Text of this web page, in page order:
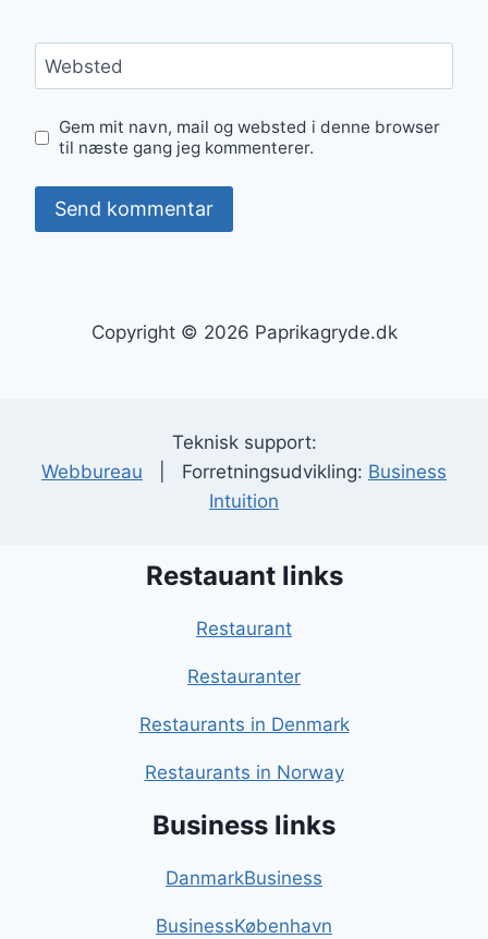
Websted
Gem mit navn, mail og websted i denne browser
til næste gang jeg kommenterer.
Copyright © 2026 Paprikagryde.dk
Teknisk support:
Webbureau | Forretningsudvikling: Business
Intuition
Restauant links
Restaurant
Restauranter
Restaurants in Denmark
Restaurants in Norway
Business links
DanmarkBusiness
BusinessKøbenhavn